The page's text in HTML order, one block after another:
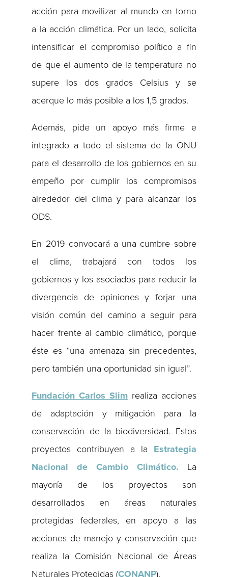
acción para movilizar al mundo en torno
a la acción climática. Por un lado, solicita
intensificar el compromiso político a fin
de que el aumento de la temperatura no
supere los dos grados Celsius y se
acerque lo más posible a los 1,5 grados.
Además, pide un apoyo más firme e
integrado a todo el sistema de la ONU
para el desarrollo de los gobiernos en su
empeño por cumplir los compromisos
alrededor del clima y para alcanzar los
ODS.
En 2019 convocará a una cumbre sobre
el clima, trabajará con todos los
gobiernos y los asociados para reducir la
divergencia de opiniones y forjar una
visión común del camino a seguir para
hacer frente al cambio climático, porque
éste es “una amenaza sin precedentes,
pero también una oportunidad sin igual”.
Fundación Carlos Slim realiza acciones
de adaptación y mitigación para la
conservación de la biodiversidad. Estos
proyectos contribuyen a la Estrategia
Nacional de Cambio Climático. La
mayoría de los proyectos son
desarrollados en áreas naturales
protegidas federales, en apoyo a las
acciones de manejo y conservación que
realiza la Comisión Nacional de Áreas
Naturales Protegidas (CONANP).